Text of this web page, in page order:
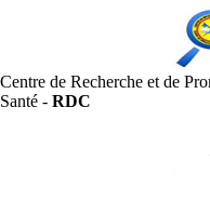
Centre de Recherche et de
Santé - RDC